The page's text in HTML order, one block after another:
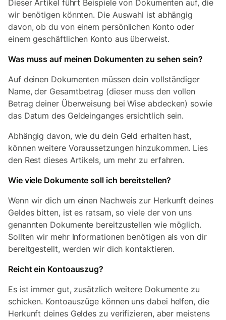
Dieser Artikel führt Beispiele von Dokumenten auf, die
wir benötigen könnten. Die Auswahl ist abhängig
davon, ob du von einem persönlichen Konto oder
einem geschäftlichen Konto aus überweist.
Was muss auf meinen Dokumenten zu sehen sein?
Auf deinen Dokumenten müssen dein vollständiger
Name, der Gesamtbetrag (dieser muss den vollen
Betrag deiner Überweisung bei Wise abdecken) sowie
das Datum des Geldeinganges ersichtlich sein.
Abhängig davon, wie du dein Geld erhalten hast,
können weitere Voraussetzungen hinzukommen. Lies
den Rest dieses Artikels, um mehr zu erfahren.
Wie viele Dokumente soll ich bereitstellen?
Wenn wir dich um einen Nachweis zur Herkunft deines
Geldes bitten, ist es ratsam, so viele der von uns
genannten Dokumente bereitzustellen wie möglich.
Sollten wir mehr Informationen benötigen als von dir
bereitgestellt, werden wir dich kontaktieren.
Reicht ein Kontoauszug?
Es ist immer gut, zusätzlich weitere Dokumente zu
schicken. Kontoauszüge können uns dabei helfen, die
Herkunft deines Geldes zu verifizieren, aber meistens